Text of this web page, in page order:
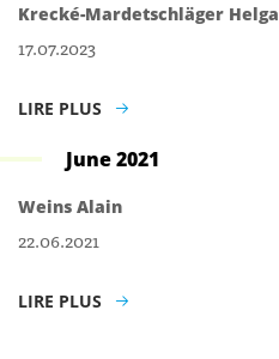
Krecké-Mardetschläger Helga
17.07.2023
LIRE PLUS
June 2021
Weins Alain
22.06.2021
LIRE PLUS